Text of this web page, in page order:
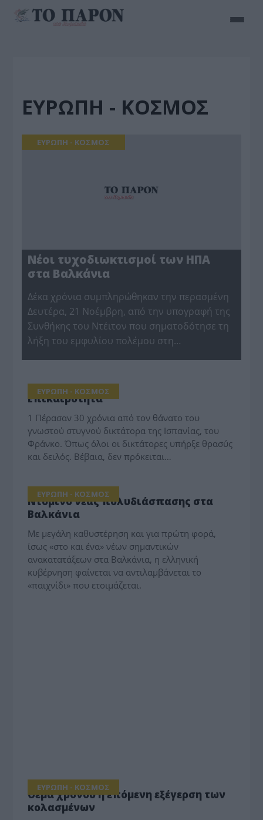
ΕΥΡΩΠΗ - ΚΟΣΜΟΣ
ΕΥΡΩΠΗ - ΚΟΣΜΟΣ
Νέοι τυχοδιωκτισμοί των ΗΠΑ
στα Βαλκάνια
Δέκα χρόνια συμπληρώθηκαν την περασμένη
Δευτέρα, 21 Νοέμβρη, από την υπογραφή της
Συνθήκης του Ντέιτον που σηματοδότησε τη
λήξη του εμφυλίου πολέμου στη…
ΕΥΡΩΠΗ - ΚΟΣΜΟΣ
Επικαιρότητα
1 Πέρασαν 30 χρόνια από τον θάνατο του
γνωστού στυγνού δικτάτορα της Ισπανίας, του
Φράνκο. Όπως όλοι οι δικτάτορες υπήρξε θρασύς
και δειλός. Βέβαια, δεν πρόκειται…
ΕΥΡΩΠΗ - ΚΟΣΜΟΣ
Ντόμινο νέας πολυδιάσπασης στα
Βαλκάνια
Με μεγάλη καθυστέρηση και για πρώτη φορά,
ίσως «στο και ένα» νέων σημαντικών
ανακατατάξεων στα Βαλκάνια, η ελληνική
κυβέρνηση φαίνεται να αντιλαμβάνεται το
«παιχνίδι» που ετοιμάζεται.
ΕΥΡΩΠΗ - ΚΟΣΜΟΣ
Θέμα χρόνου η επόμενη εξέγερση των
κολασμένων